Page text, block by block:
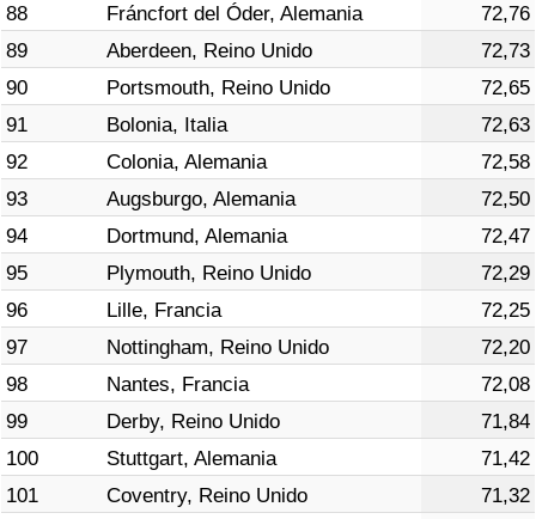
88
Fráncfort del Óder, Alemania
72,76
89
Aberdeen, Reino Unido
72,73
90
Portsmouth, Reino Unido
72,65
91
Bolonia, Italia
72,63
92
Colonia, Alemania
72,58
93
Augsburgo, Alemania
72,50
94
Dortmund, Alemania
72,47
95
Plymouth, Reino Unido
72,29
96
Lille, Francia
72,25
97
Nottingham, Reino Unido
72,20
98
Nantes, Francia
72,08
99
Derby, Reino Unido
71,84
100
Stuttgart, Alemania
71,42
101
Coventry, Reino Unido
71,32